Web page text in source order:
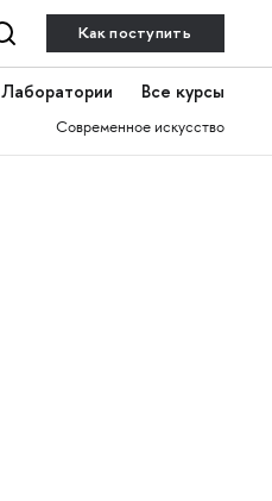
Как поступить
Лаборатории Все курсы
Современное искусство